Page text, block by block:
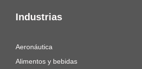
Industrias
Aeronáutica
Alimentos y bebidas